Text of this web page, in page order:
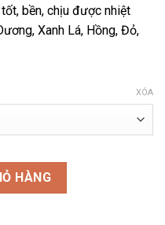
bền, chịu được nhiệt
Xanh Lá, Hồng, Đỏ,
XÓA
số lượng
HÀNG